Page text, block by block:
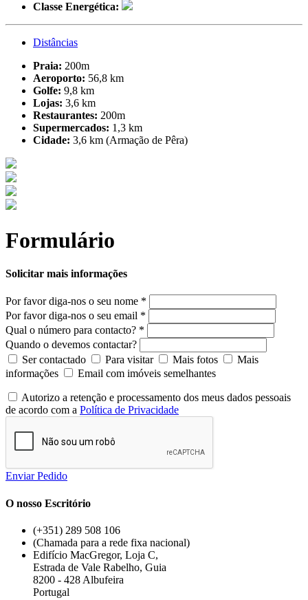
Classe Energética:
Distâncias
Praia: 200m
Aeroporto: 56,8 km
Golfe: 9,8 km
Lojas: 3,6 km
Restaurantes: 200m
Supermercados: 1,3 km
Cidade: 3,6 km (Armação de Pêra)
Formulário
Solicitar mais informações
Por favor diga-nos o seu nome *
Por favor diga-nos o seu email *
Qual o número para contacto? *
Quando o devemos contactar?
Ser contactado
Para visitar Mais fotos
Mais
informações
Email com imóveis semelhantes
Autorizo a retenção e processamento dos meus dados pessoais
de acordo com a Política de Privacidade
Enviar Pedido
O nosso Escritório
(+351) 289 508 106
(Chamada para a rede fixa nacional)
Edifício MacGregor, Loja C,
Estrada de Vale Rabelho, Guia
8200 - 428 Albufeira
Portugal